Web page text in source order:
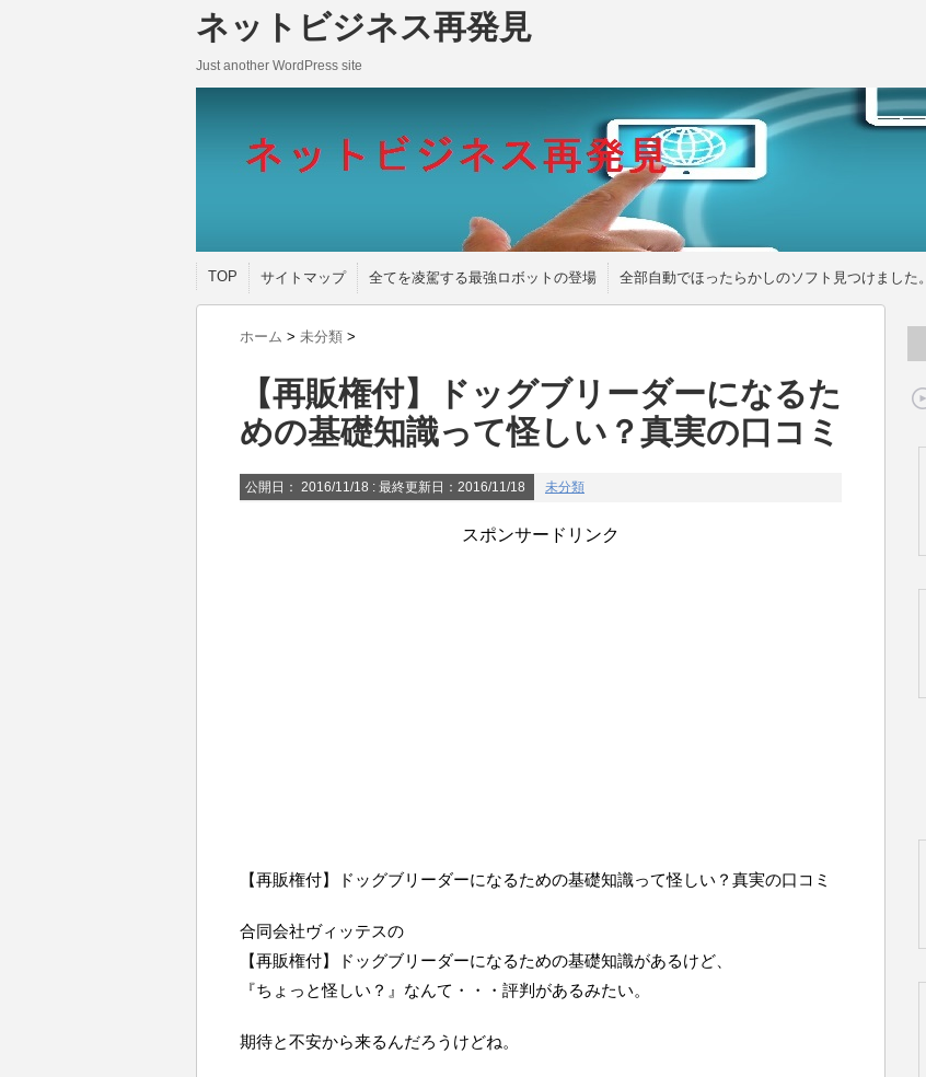
ネットビジネス再発見
Just another WordPress site
TOP サイトマップ 全てを凌駕する最強ロボットの登場 全部自動でほったらかしのソフト見つけました。
ホーム > 未分類 >
【再販権付】ドッグブリーダーになるた
めの基礎知識って怪しい？真実の口コミ
公開日： 2016/11/18 : 最終更新日：2016/11/18 未分類
スポンサードリンク
【再販権付】ドッグブリーダーになるための基礎知識って怪しい？真実の口コミ
合同会社ヴィッテスの
【再販権付】ドッグブリーダーになるための基礎知識があるけど、
『ちょっと怪しい？』なんて・・・評判があるみたい。
期待と不安から来るんだろうけどね。